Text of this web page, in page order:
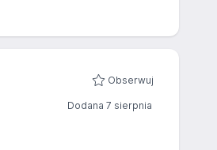
Obserwuj
Dodana 7 sierpnia